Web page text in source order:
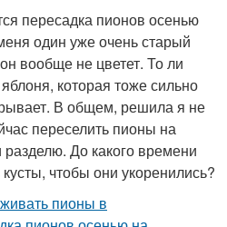
пересадка пионов осенью
один уже очень старый
вообще не цветет. То ли
которая тоже сильно
В общем, решила я не
переселить пионы на
До какого времени
чтобы они укоренились?